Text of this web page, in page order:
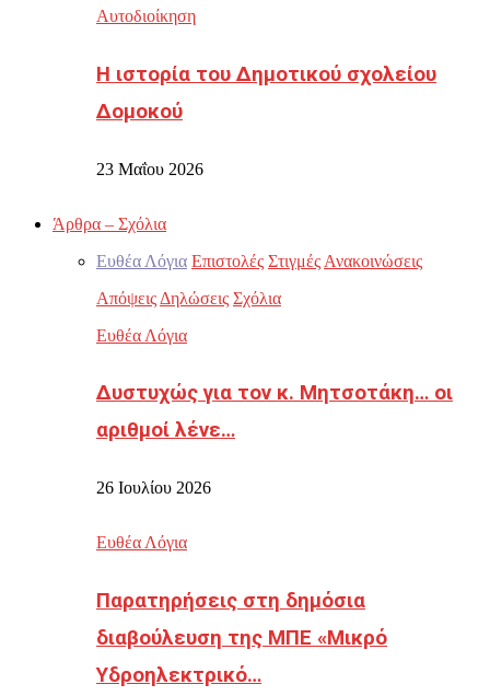
Αυτοδιοίκηση
Η ιστορία του Δημοτικού σχολείου
Δομοκού
23 Μαΐου 2026
Άρθρα – Σχόλια
Ευθέα Λόγια Επιστολές Στιγμές Ανακοινώσεις
Απόψεις Δηλώσεις Σχόλια
Ευθέα Λόγια
Δυστυχώς για τον κ. Μητσοτάκη… οι
αριθμοί λένε…
26 Ιουλίου 2026
Ευθέα Λόγια
Παρατηρήσεις στη δημόσια
διαβούλευση της ΜΠΕ «Μικρό
Υδροηλεκτρικό…